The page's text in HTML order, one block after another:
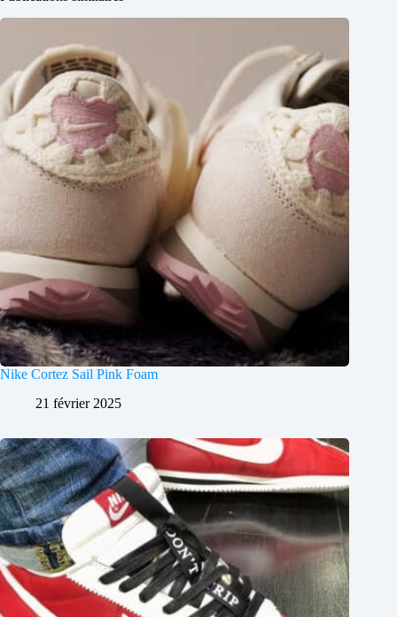
Nike Cortez Sail Pink Foam
21 février 2025